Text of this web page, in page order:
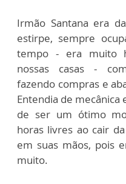
Irmão Santana era
estirpe, sempre
tempo - era muito
nossas casas -
fazendo compras e
Entendia de mecânica
de ser um ótimo
horas livres ao cair
em suas mãos, pois
muito.